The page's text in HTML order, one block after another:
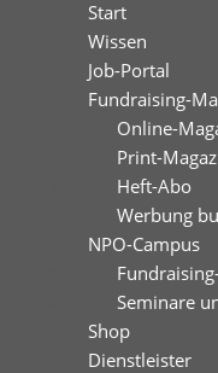
Start
Wissen
Job-Portal
Fundraising-
Online-
Print-
Heft-Abo
Werbung
NPO-Campus
Seminare
Shop
Dienstleister